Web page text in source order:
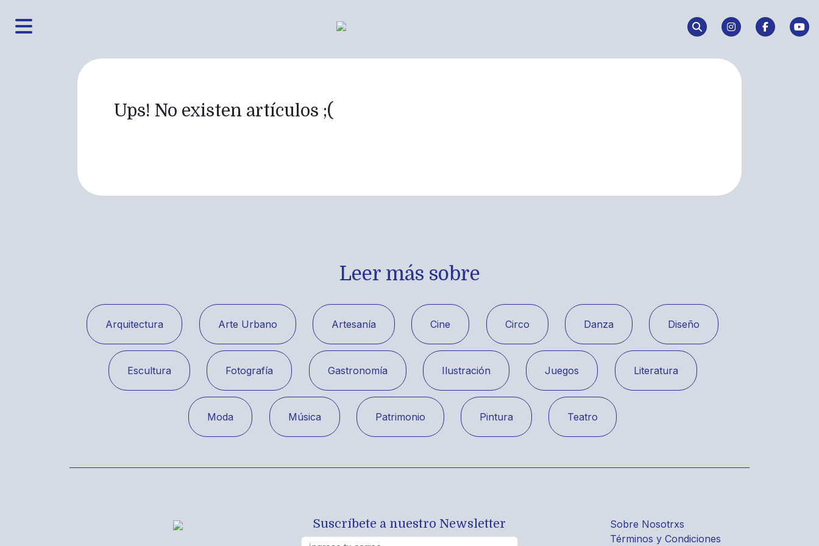
Ups! No existen artículos ;(
Leer más sobre
Arquitectura Arte Urbano Artesanía Cine Circo Danza Diseño
Escultura Fotografía Gastronomía Ilustración Juegos Literatura
Moda Música Patrimonio Pintura Teatro
Suscríbete a nuestro Newsletter
Sobre Nosotrxs
Términos y Condiciones